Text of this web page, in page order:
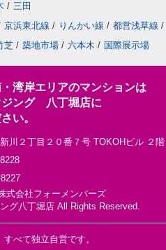
/ 三田
京浜東北線 / りんかい線 / 都営浅草線 /
芝 / 築地市場 / 六本木 / 国際展示場
湾岸エリアのマンションは
ジング 八丁堀店に
い。
川２丁目２０番７号 TOKOHビル ２階
式会社フォーメンバーズ
グ八丁堀店 All Rights Reserved.
べて独立自営です。